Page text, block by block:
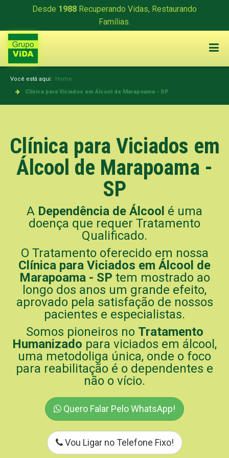
Desde 1988 Recuperando Vidas, Restaurando
Famílias.
Você está aqui: Home
Clínica para Viciados em Álcool de Marapoama - SP
Clínica para Viciados em
Álcool de Marapoama -
SP
A Dependência de Álcool é uma
doença que requer Tratamento
Qualificado.
O Tratamento oferecido em nossa
Clínica para Viciados em Álcool de
Marapoama - SP tem mostrado ao
longo dos anos um grande efeito,
aprovado pela satisfação de nossos
pacientes e especialistas.
Somos pioneiros no Tratamento
Humanizado para viciados em álcool,
uma metodoliga única, onde o foco
para reabilitação é o dependentes e
não o vício.
Quero Falar Pelo WhatsApp!
Vou Ligar no Telefone Fixo!